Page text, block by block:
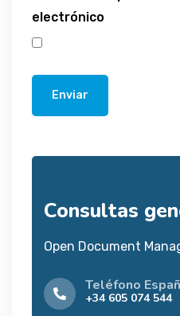
electrónico
Enviar
Consultas
Open Document
Teléfono
+34 605 074 544